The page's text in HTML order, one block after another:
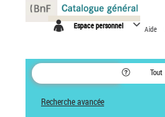
Espace personnel Aide
Tout
Recherche avancée
Panneau de gestion des cookies